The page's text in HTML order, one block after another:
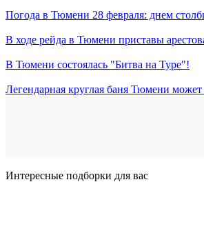
Погода в Тюмени 28 февраля: днем
В ходе рейда в Тюмени приставы
В Тюмени состоялась "Битва на Туре"!
Легендарная круглая баня Тюмени может
Интересные подборки для вас